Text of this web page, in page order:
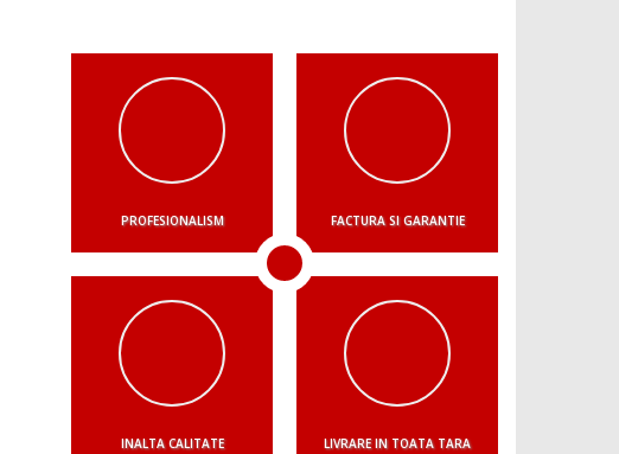
PROFESIONALISM FACTURA SI GARANTIE
INALTA CALITATE LIVRARE IN TOATA TARA